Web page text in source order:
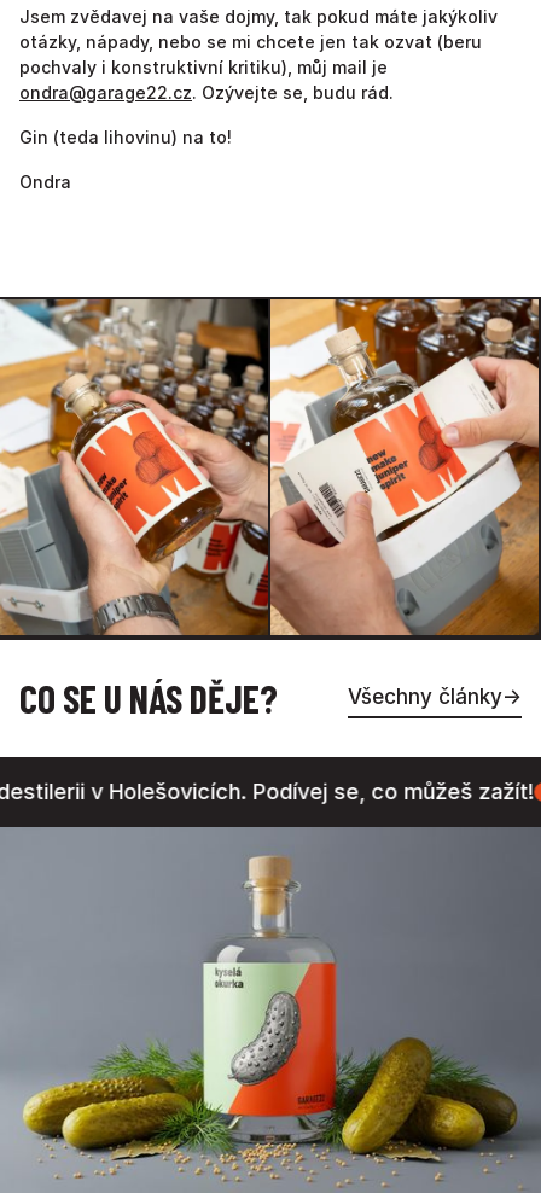
Jsem zvědavej na vaše dojmy, tak pokud máte jakýkoliv
otázky, nápady, nebo se mi chcete jen tak ozvat (beru
pochvaly i konstruktivní kritiku), můj mail je
ondra@garage22.cz. Ozývejte se, budu rád.‍
Gin (teda lihovinu) na to!
Ondra
CO SE U NÁS DĚJE? Všechny články→
v Holešovicích. Podívej se, co můžeš zažít!